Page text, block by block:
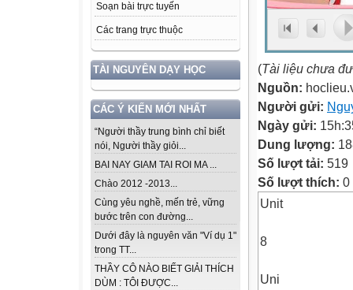
Soạn bài trực tuyến
Các trang trực thuộc
TÀI NGUYÊN DẠY HỌC
CÁC Ý KIẾN MỚI NHẤT
“Người thầy trung bình chỉ biết
nói, Người thầy giỏi...
BAI NAY GIAM TAI ROI MA ...
Chào 2012 -2013...
Cùng yêu nghề, mến trẻ, vững
bước trên con đường...
Dưới đây là nguyên văn "Ví dụ 1"
trong TT...
THẦY CÔ NÀO BIẾT GIẢI THÍCH
DÙM : TÔI ĐƯỢC...
(Tài liệu chưa
Nguồn:
Người gửi:
Ngày gửi:
Dung lượng:
Số lượt tải: 519
Số lượt thích: 0
Unit
8
Uni